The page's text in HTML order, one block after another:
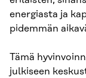
energiasta ja
pidemmän
Tämä
julkiseen